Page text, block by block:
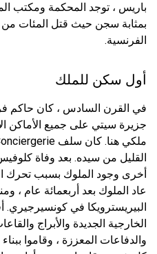
باريس ، توجد المحكمة ومكتب
بمثابة سجن حيث قتل المئات من
الفرنسية.
أول سكن للملك
في القرن السادس ، كان حاكم
جزيرة سيتي على جميع الأماكن
القليل من سيده. بعد وفاة
أخرى وجود الملوك بسبب تحرك
عاد الملوك بعد أربعمائة عام ،
البيريسترويكا في كونسيرجيري.
الخارجية الجديدة والأبراج
والدفاعات المعززة ، وقاموا